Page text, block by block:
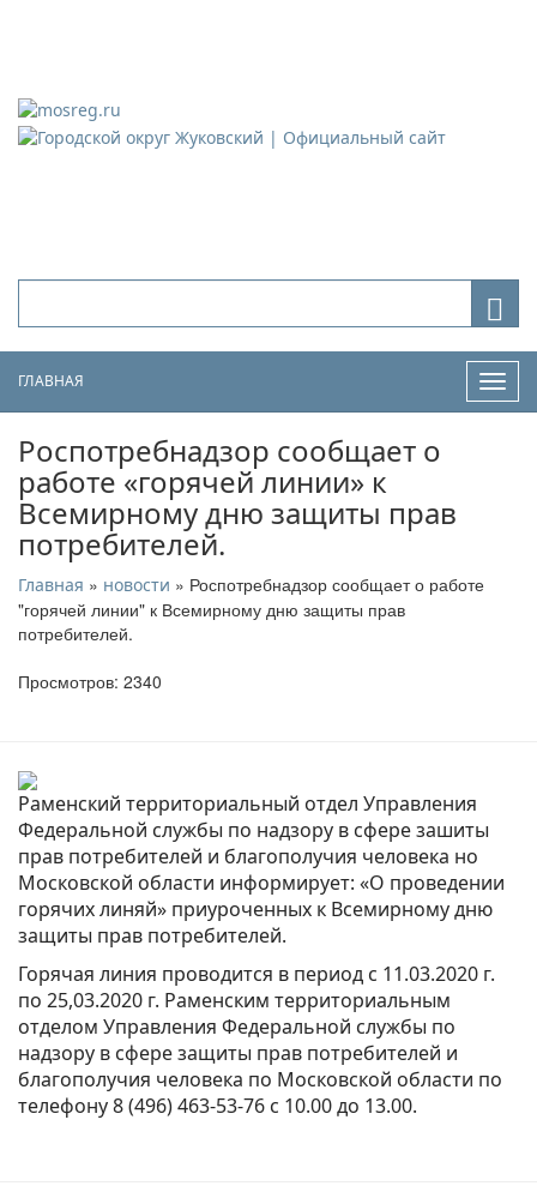
ГЛАВНАЯ
Роспотребнадзор сообщает о
работе «горячей линии» к
Всемирному дню защиты прав
потребителей.
Главная » новости » Роспотребнадзор сообщает о работе
"горячей линии" к Всемирному дню защиты прав
потребителей.
Просмотров: 2340
Раменский территориальный отдел Управления
Федеральной службы по надзору в сфере зашиты
прав потребителей и благополучия человека но
Московской области информирует: «О проведении
горячих линяй» приуроченных к Всемирному дню
защиты прав потребителей.
Горячая линия проводится в период с 11.03.2020 г.
по 25,03.2020 г. Раменским территориальным
отделом Управления Федеральной службы по
надзору в сфере защиты прав потребителей и
благополучия человека по Московской области по
телефону 8 (496) 463-53-76 с 10.00 до 13.00.